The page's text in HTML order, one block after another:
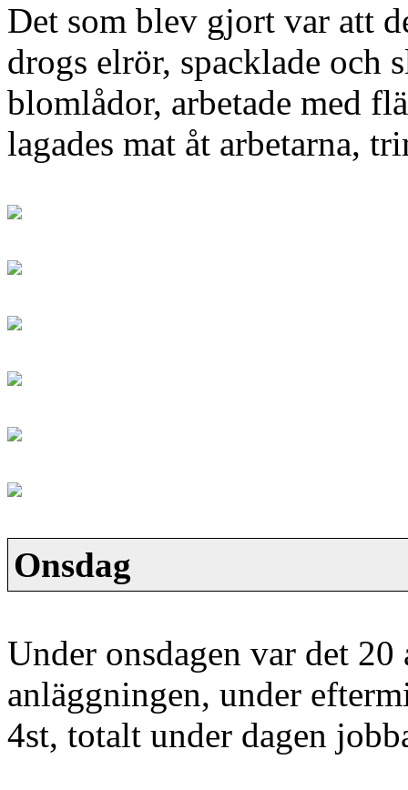
Det som blev gjort var att
drogs elrör, spacklade och
blomlådor, arbetade med
lagades mat åt arbetarna,
Onsdag
Under onsdagen var det 20
anläggningen, under
4st, totalt under dagen